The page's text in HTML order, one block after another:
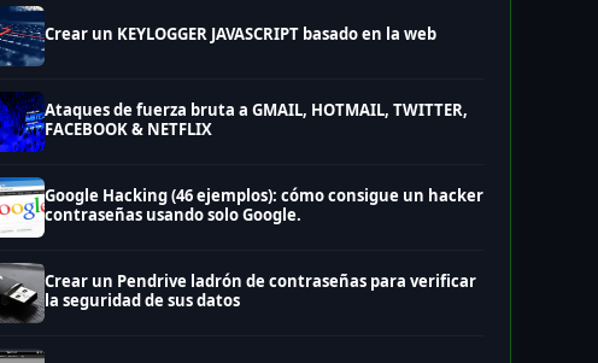
Crear un KEYLOGGER JAVASCRIPT basado en la web
Ataques de fuerza bruta a GMAIL, HOTMAIL, TWITTER,
FACEBOOK & NETFLIX
Google Hacking (46 ejemplos): cómo consigue un hacker
contraseñas usando solo Google.
Crear un Pendrive ladrón de contraseñas para verificar
la seguridad de sus datos